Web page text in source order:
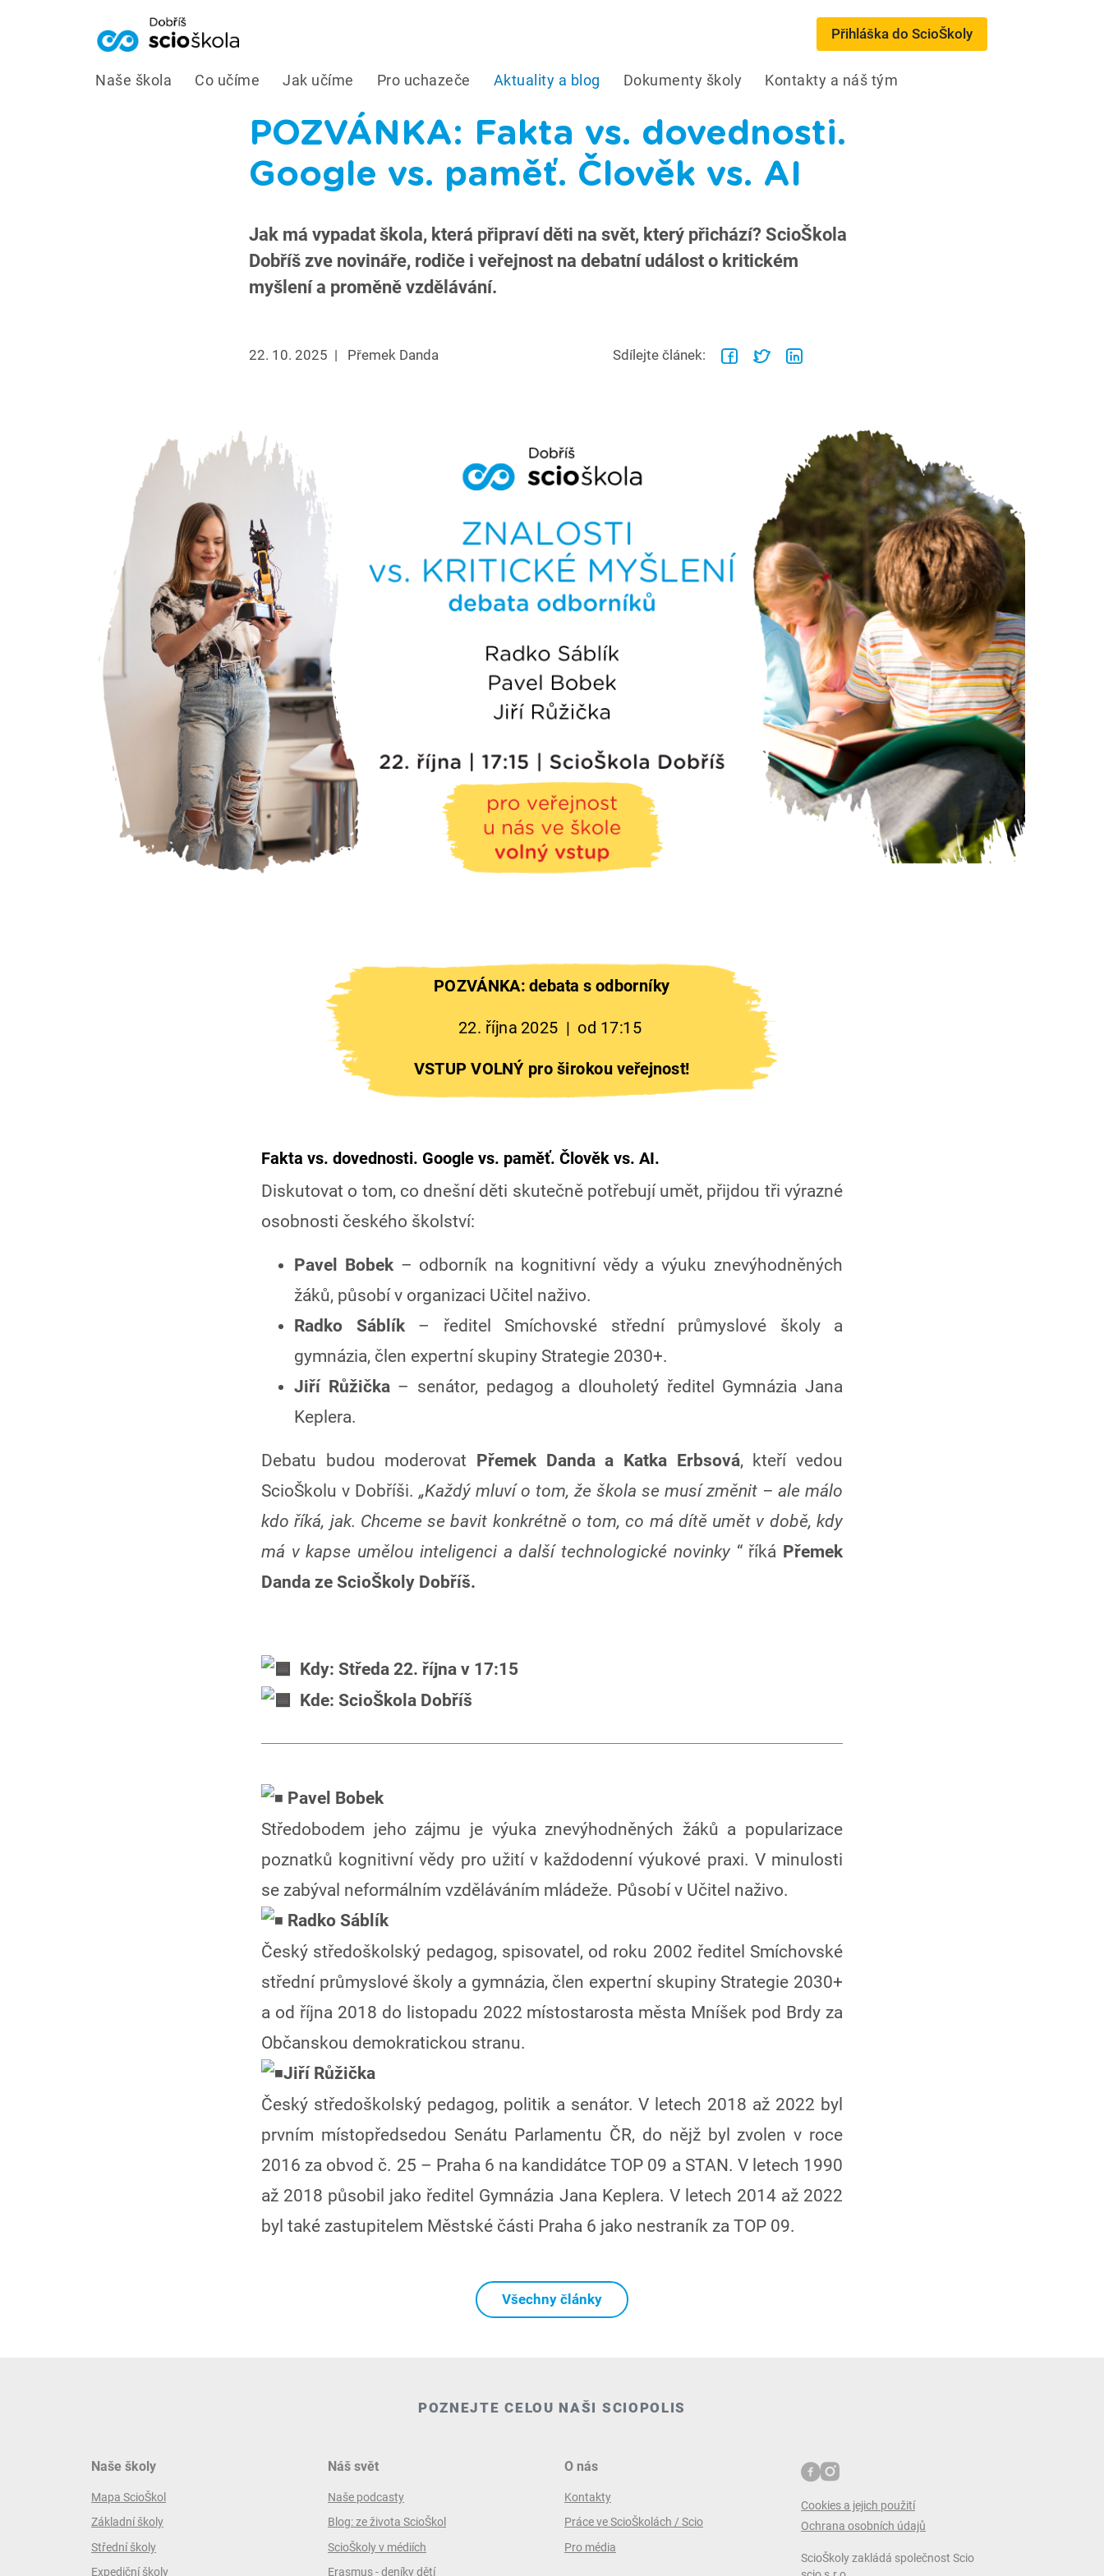
Přihláška do ScioŠkoly
Naše škola Co učíme Jak učíme Pro uchazeče Aktuality a blog Dokumenty školy Kontakty a náš tým
POZVÁNKA: Fakta vs. dovednosti.
Google vs. paměť. Člověk vs. AI
Jak má vypadat škola, která připraví děti na svět, který přichází? ScioŠkola
Dobříš zve novináře, rodiče i veřejnost na debatní událost o kritickém
myšlení a proměně vzdělávání.
22. 10. 2025 | Přemek Danda Sdílejte článek:
POZVÁNKA: debata s odborníky
22. října 2025 | od 17:15
VSTUP VOLNÝ pro širokou veřejnost!
Fakta vs. dovednosti. Google vs. paměť. Člověk vs. AI.
Diskutovat o tom, co dnešní děti skutečně potřebují umět, přijdou tři výrazné
osobnosti českého školství:
Pavel Bobek– odborník na kognitivní vědy a výuku znevýhodněných
žáků, působí v organizaci Učitel naživo.
Radko Sáblík– ředitel Smíchovské střední průmyslové školy a
gymnázia, člen expertní skupiny Strategie 2030+.
Jiří Růžička– senátor, pedagog a dlouholetý ředitel Gymnázia Jana
Keplera.
Debatu budou moderovat Přemek Danda a Katka Erbsová, kteří vedou
ScioŠkolu v Dobříši. „Každý mluví o tom, že škola se musí změnit – ale málo
kdo říká, jak. Chceme se bavit konkrétně o tom, co má dítě umět v době, kdy
má v kapse umělou inteligenci a další technologické novinky “ říká Přemek
Danda ze ScioŠkoly Dobříš.
Kdy: Středa 22. října v 17:15
Kde: ScioŠkola Dobříš
Pavel Bobek
Středobodem jeho zájmu je výuka znevýhodněných žáků a popularizace
poznatků kognitivní vědy pro užití v každodenní výukové praxi. V minulosti
se zabýval neformálním vzděláváním mládeže. Působí v Učitel naživo.
Radko Sáblík
Český středoškolský pedagog, spisovatel, od roku 2002 ředitel Smíchovské
střední průmyslové školy a gymnázia, člen expertní skupiny Strategie 2030+
a od října 2018 do listopadu 2022 místostarosta města Mníšek pod Brdy za
Občanskou demokratickou stranu.
Jiří Růžička
Český středoškolský pedagog, politik a senátor. V letech 2018 až 2022 byl
prvním místopředsedou Senátu Parlamentu ČR, do nějž byl zvolen v roce
2016 za obvod č. 25 – Praha 6 na kandidátce TOP 09 a STAN. V letech 1990
až 2018 působil jako ředitel Gymnázia Jana Keplera. V letech 2014 až 2022
byl také zastupitelem Městské části Praha 6 jako nestraník za TOP 09.
Všechny články
POZNEJTE CELOU NAŠI SCIOPOLIS
Naše školy
Mapa ScioŠkol
Základní školy
Střední školy
Expediční školy
Náš svět
Naše podcasty
Blog: ze života ScioŠkol
ScioŠkoly v médiích
Erasmus - deníky dětí
O nás
Kontakty
Práce ve ScioŠkolách / Scio
Pro média
Cookies a jejich použití
Ochrana osobních údajů
ScioŠkoly zakládá společnost Scio